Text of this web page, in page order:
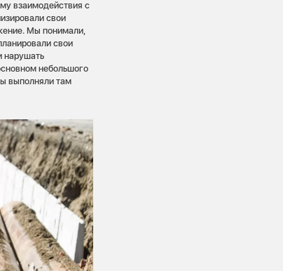
взаимодействия с
свои
Мы понимали,
свои
нарушать
небольшого
выполняли там